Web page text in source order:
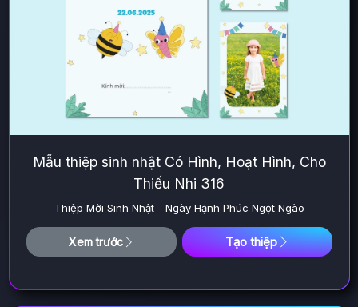
Mẫu thiệp sinh nhật Có Hình, Hoạt Hình, Cho
Thiếu Nhi 316
Thiệp Mời Sinh Nhật - Ngày Hạnh Phúc Ngọt Ngào
Xem trước Tạo thiệp